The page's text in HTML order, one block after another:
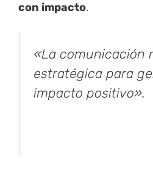
con impacto.
«La comunicación
estratégica para
impacto positivo».